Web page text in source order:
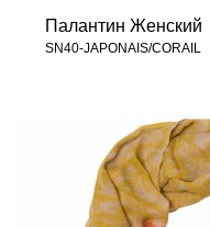
Палантин Женский
SN40-JAPONAIS/CORAIL